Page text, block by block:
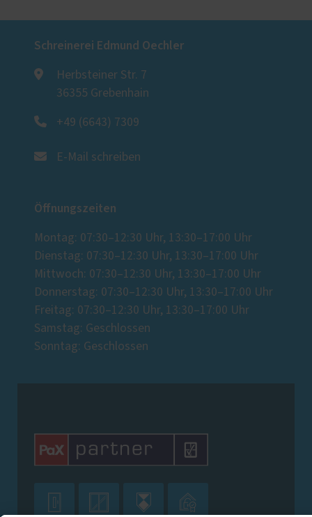
Schreinerei Edmund Oechler
Herbsteiner Str. 7
36355 Grebenhain
+49 (6643) 7309
E-Mail schreiben
Öffnungszeiten
Montag: 07:30–12:30 Uhr, 13:30–17:00 Uhr
Dienstag: 07:30–12:30 Uhr, 13:30–17:00 Uhr
Mittwoch: 07:30–12:30 Uhr, 13:30–17:00 Uhr
Donnerstag: 07:30–12:30 Uhr, 13:30–17:00 Uhr
Freitag: 07:30–12:30 Uhr, 13:30–17:00 Uhr
Samstag: Geschlossen
Sonntag: Geschlossen
   